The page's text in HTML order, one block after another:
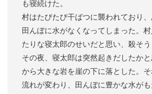
も寝続けた。
村はたびたび干ばつに襲われており
田んぼに水がなくなってしまった。
たりな寝太郎のせいだと思い、殺そう
その夜、寝太郎は突然起きだしたか
から大きな岩を崖の下に落とした。
流れが変わり、田んぼに豊かな水がも